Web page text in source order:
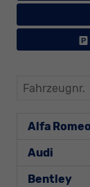
Fahrzeugnr.
Alfa Romeo
Audi
Bentley